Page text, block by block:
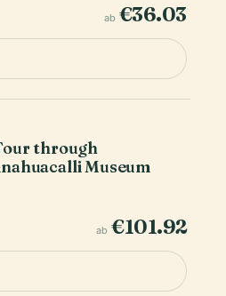
ab €36.03
through
Museum
ab €101.92